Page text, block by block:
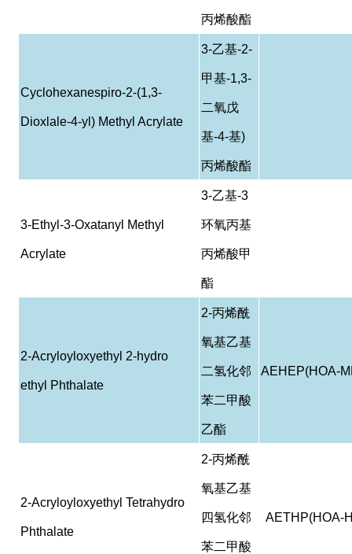
丙烯酸酯
Cyclohexanespiro-2-(1,3-
Dioxlale-4-yl) Methyl Acrylate
3-乙基-2-
甲基-1,3-
二氧戊
基-4-基)
丙烯酸酯
3-Ethyl-3-Oxatanyl Methyl
Acrylate
3-乙基-3
环氧丙基
丙烯酸甲
酯
2-Acryloyloxyethyl 2-hydro
ethyl Phthalate
2-丙烯酰
氧基乙基
二氢化邻
苯二甲酸
乙酯
AEHEP(HOA-
2-Acryloyloxyethyl Tetrahydro
Phthalate
2-丙烯酰
氧基乙基
四氢化邻
苯二甲酸
AETHP(HOA-